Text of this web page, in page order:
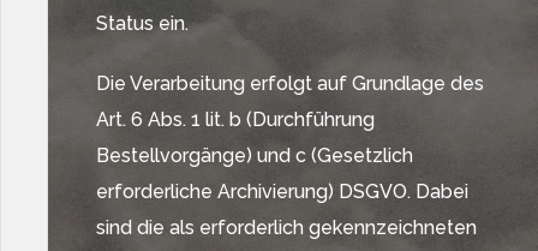
Status ein.
Die Verarbeitung erfolgt auf Grundlage des
Art. 6 Abs. 1 lit. b (Durchführung
Bestellvorgänge) und c (Gesetzlich
erforderliche Archivierung) DSGVO. Dabei
sind die als erforderlich gekennzeichneten